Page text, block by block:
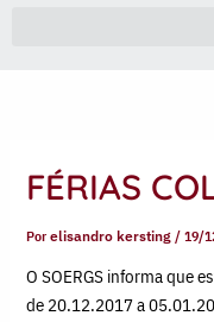
FÉRIAS
Porelisandro kersting /19/
O SOERGS informa que
de 20.12.2017 a